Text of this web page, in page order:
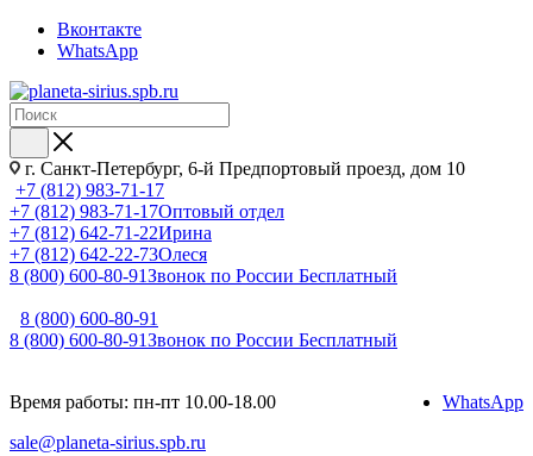
Вконтакте
WhatsApp
г. Санкт-Петербург, 6-й Предпортовый проезд, дом 10
+7 (812) 983-71-17
+7 (812) 983-71-17Оптовый отдел
+7 (812) 642-71-22Ирина
+7 (812) 642-22-73Олеся
8 (800) 600-80-91Звонок по России Бесплатный
8 (800) 600-80-91
8 (800) 600-80-91Звонок по России Бесплатный
Время работы: пн-пт 10.00-18.00
sale@planeta-sirius.spb.ru
WhatsApp